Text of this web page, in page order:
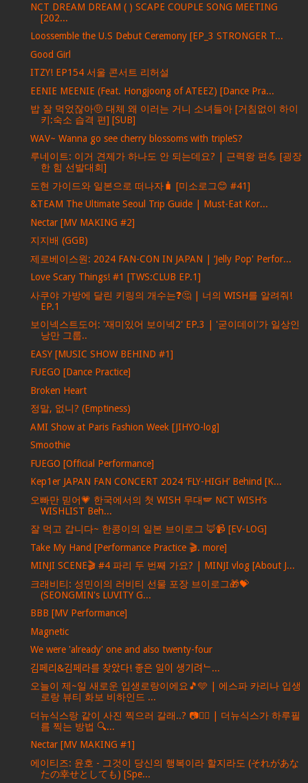
NCT DREAM DREAM ( ) SCAPE COUPLE SONG MEETING
[202...
Loossemble the U.S Debut Ceremony [EP_3 STRONGER T...
Good Girl
ITZY! EP154 서울 콘서트 리허설
EENIE MEENIE (Feat. Hongjoong of ATEEZ) [Dance Pra...
밥 잘 먹었잖아🤨 대체 왜 이러는 거니 소녀들아 [거침없이 하이
키:숙소 습격 편] [SUB]
WAV~ Wanna go see cherry blossoms with tripleS?
루네이트: 이거 견제가 하나도 안 되는데요? | 근력왕 편💪 [굉장
한 힘 선발대회]
도현 가이드와 일본으로 떠나자🧳 [미소로그😊 #41]
&TEAM The Ultimate Seoul Trip Guide | Must-Eat Kor...
Nectar [MV MAKING #2]
지지배 (GGB)
제로베이스원: 2024 FAN-CON IN JAPAN | ‘Jelly Pop' Perfor...
Love Scary Things! #1 [TWS:CLUB EP.1]
사쿠야 가방에 달린 키링의 개수는❓🤔 | 너의 WISH를 알려줘!
EP.1
보이넥스트도어: '재미있어 보이넥2' EP.3 | '굳이데이'가 일상인
낭만 그룹..
EASY [MUSIC SHOW BEHIND #1]
FUEGO [Dance Practice]
Broken Heart
정말, 없니? (Emptiness)
AMI Show at Paris Fashion Week [JIHYO-log]
Smoothie
FUEGO [Official Performance]
Kep1er JAPAN FAN CONCERT 2024 ‘FLY-HIGH’ Behind [K...
오빠만 믿어💗 한국에서의 첫 WISH 무대🪽 NCT WISH’s
WISHLIST Beh...
잘 먹고 갑니다~ 한콩이의 일본 브이로그 🦊📹 [EV-LOG]
Take My Hand [Performance Practice 🎬. more]
MINJI SCENE🎬 #4 파리 두 번째 가요? | MINJI vlog [About J...
크래비티: 성민이의 러비티 선물 포장 브이로그🎁💝
(SEONGMIN's LUVITY G...
BBB [MV Performance]
Magnetic
We were 'already' one and also twenty-four
김페리&김페라를 찾았다! 좋은 일이 생기려ᄂ...
오늘이 제~일 새로운 입생로랑이에요🎵🩵 | 에스파 카리나 입생
로랑 뷰티 화보 비하인드 ...
더뉴식스랑 같이 사진 찍으러 갈래..? 📷❤‍🔥 | 더뉴식스가 하루필
름 찍는 방법 🔍...
Nectar [MV MAKING #1]
에이티즈: 윤호 - 그것이 당신의 행복이라 할지라도 (それがあな
たの幸せとしても) [Spe...